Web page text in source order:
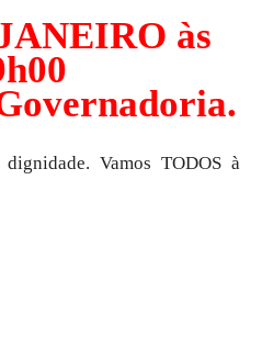
às
Vamos TODOS à